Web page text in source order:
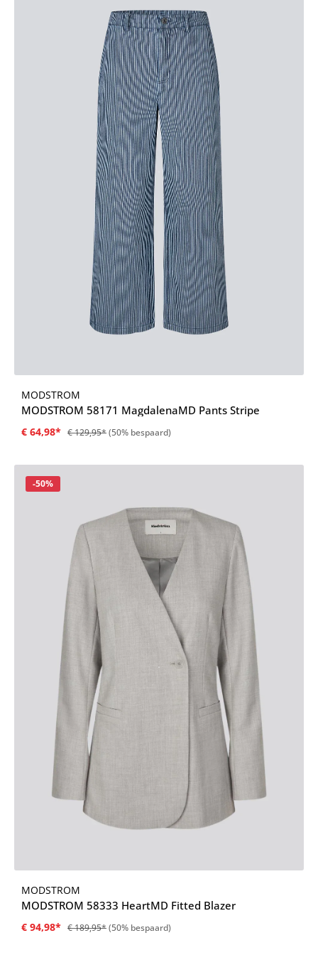
MODSTROM
MODSTROM 58171 MagdalenaMD Pants Stripe
€ 64,98* € 129,95*(50% bespaard)
Korting
-50%
MODSTROM
MODSTROM 58333 HeartMD Fitted Blazer
€ 94,98* € 189,95*(50% bespaard)